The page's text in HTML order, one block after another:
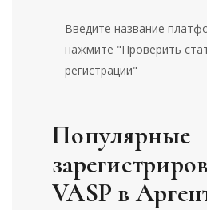
Введите название
нажмите "Проверить
регистрации"
Популярные
VASP в